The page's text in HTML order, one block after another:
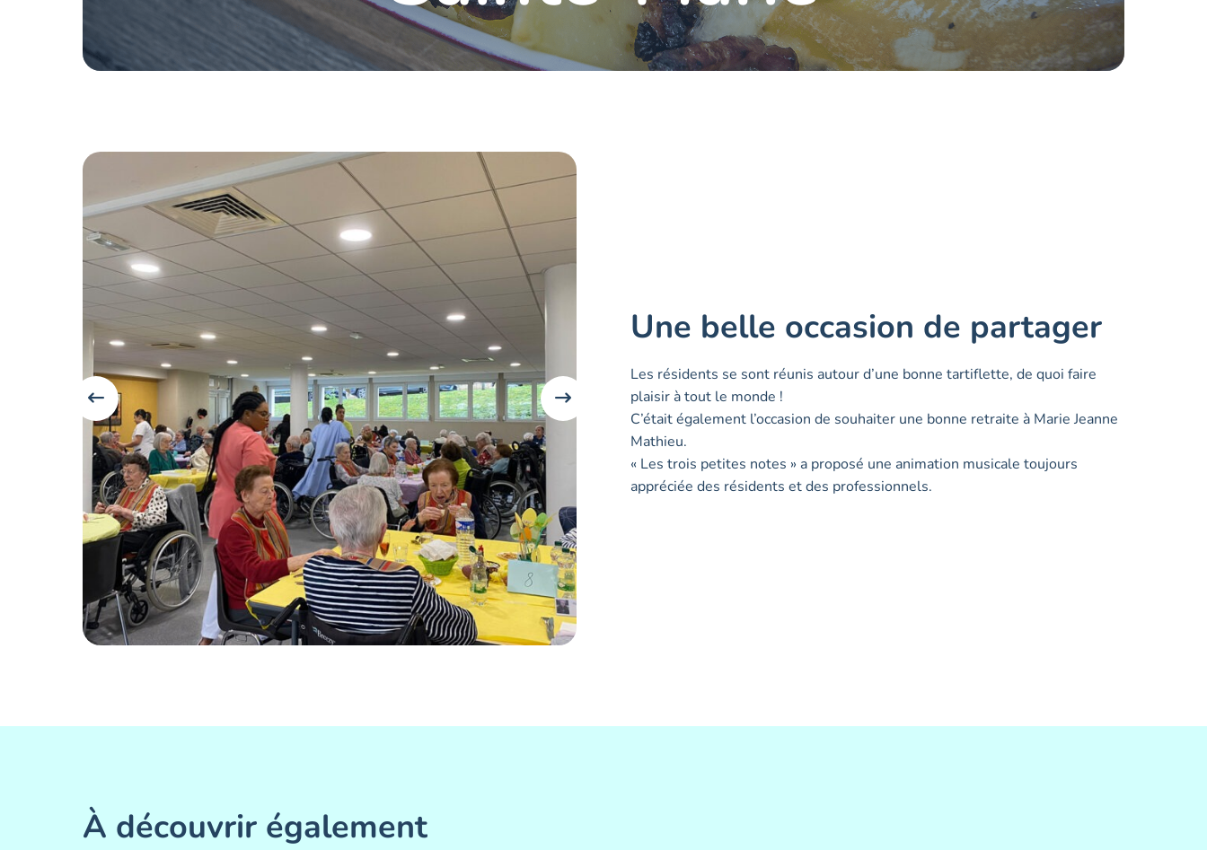
Une belle occasion de partager
Les résidents se sont réunis autour d’une bonne tartiflette, de quoi faire
plaisir à tout le monde !
C’était également l’occasion de souhaiter une bonne retraite à Marie Jeanne
Mathieu.
« Les trois petites notes » a proposé une animation musicale toujours
appréciée des résidents et des professionnels.
À découvrir également